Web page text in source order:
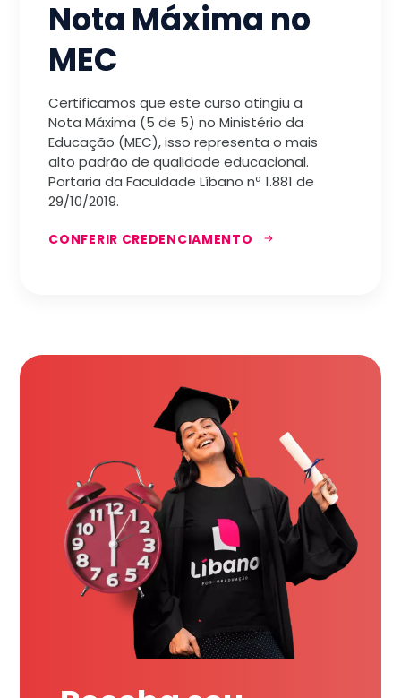
Nota Máxima no
MEC
Certificamos que este curso atingiu a
Nota Máxima (5 de 5) no Ministério da
Educação (MEC), isso representa o mais
alto padrão de qualidade educacional.
Portaria da Faculdade Líbano nª 1.881 de
29/10/2019.
CONFERIR CREDENCIAMENTO